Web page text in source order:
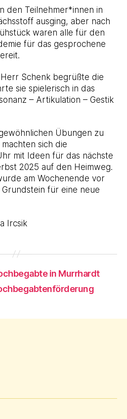
den Teilnehmer*innen in
ausging, aber nach
waren alle für den
für das gesprochene
Schenk begrüßte die
sie spielerisch in das
– Artikulation – Gestik
Übungen zu
sich die
mit Ideen für das nächste
2025 auf den Heimweg.
am Wochenende vor
für eine neue
Ircsik
in Murrhardt